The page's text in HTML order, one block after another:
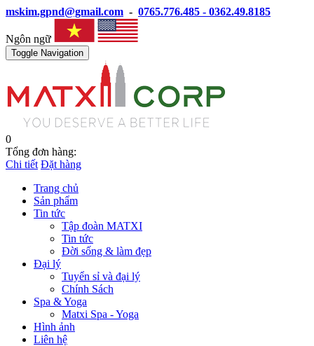
mskim.gpnd@gmail.com - 0765.776.485 - 0362.49.8185
Ngôn ngữ
Toggle Navigation
0
Tổng đơn hàng:
Chi tiết Đặt hàng
Trang chủ
Sản phẩm
Tin tức
Tập đoàn MATXI
Tin tức
Đời sống & làm đẹp
Đại lý
Tuyển sỉ và đại lý
Chính Sách
Spa & Yoga
Matxi Spa - Yoga
Hình ảnh
Liên hệ